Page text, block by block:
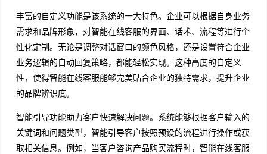
丰富的自定义功能是该系统的一大特色。企业可以根据自身业务
需求和品牌形象，对智能在线客服的界面、话术、流程等进行个
性化定制。无论是调整对话窗口的颜色风格，还是设置符合企业
业务逻辑的自动回复策略，都能轻松实现。这种高度的自定义
性，使得智能在线客服能够完美贴合企业的独特需求，提升企业
的品牌辨识度。
智能引导功能助力客户快速解决问题。系统能够根据客户输入的
关键词和问题类型，智能引导客户按照预设的流程进行操作或获
取相关信息。例如，当客户咨询产品购买流程时，智能在线客服